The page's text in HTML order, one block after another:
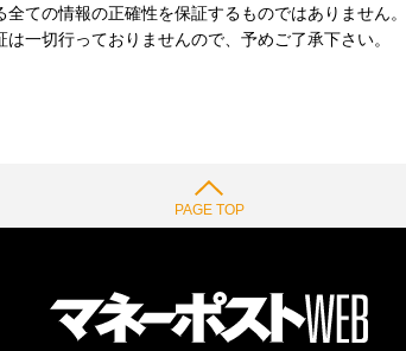
ての情報の正確性を保証するものではありません。
一切行っておりませんので、予めご了承下さい。
PAGE TOP